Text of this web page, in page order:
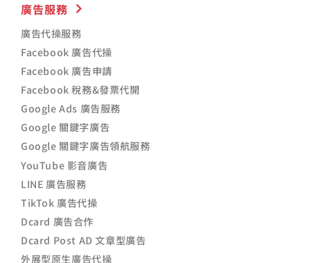
廣告服務
廣告代操服務
Facebook 廣告代操
Facebook 廣告申請
Facebook 稅務&發票代開
Google Ads 廣告服務
Google 關鍵字廣告
Google 關鍵字廣告領航服務
YouTube 影音廣告
LINE 廣告服務
TikTok 廣告代操
Dcard 廣告合作
Dcard Post AD 文章型廣告
外展型原生廣告代操